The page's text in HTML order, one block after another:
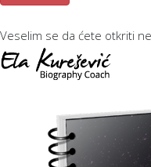
Veselim se da ćete otkriti